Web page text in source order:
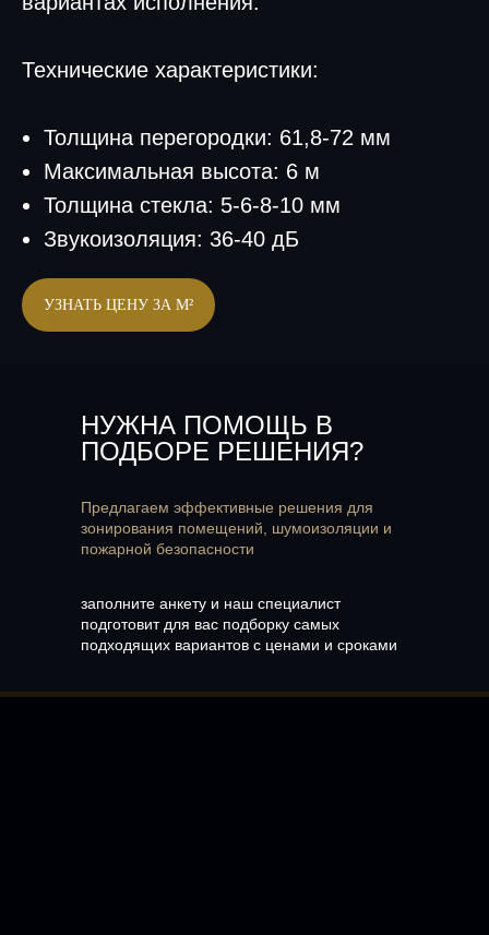
Технические характеристики:
Толщина перегородки: 61,8-72 мм
Максимальная высота: 6 м
Толщина стекла: 5-6-8-10 мм
Звукоизоляция: 36-40 дБ
УЗНАТЬ ЦЕНУ ЗА М²
НУЖНА ПОМОЩЬ В
ПОДБОРЕ РЕШЕНИЯ?
Предлагаем эффективные решения для
зонирования помещений, шумоизоляции и
пожарной безопасности
заполните анкету и наш специалист
подготовит для вас подборку самых
подходящих вариантов с ценами и сроками